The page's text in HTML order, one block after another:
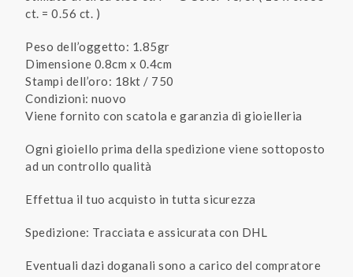
ct. = 0.56 ct. )
Peso dell’oggetto: 1.85gr
Dimensione 0.8cm x 0.4cm
Stampi dell’oro: 18kt / 750
Condizioni: nuovo
Viene fornito con scatola e garanzia di gioielleria
Ogni gioiello prima della spedizione viene sottoposto
ad un controllo qualità
Effettua il tuo acquisto in tutta sicurezza
Spedizione: Tracciata e assicurata con DHL
Eventuali dazi doganali sono a carico del compratore